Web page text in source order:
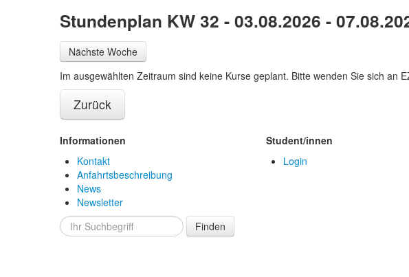
Stundenplan KW 32 - 03.08.2026 -
Nächste Woche
Im ausgewählten Zeitraum sind keine Kurse geplant. Bitte wenden Sie sich an
Zurück
Informationen
Kontakt
Anfahrtsbeschreibung
News
Newsletter
Finden
Student/innen
Login